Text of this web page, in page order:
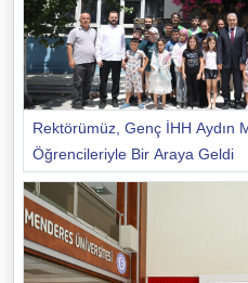
Rektörümüz, Genç İHH Aydın
Öğrencileriyle Bir Araya Geldi